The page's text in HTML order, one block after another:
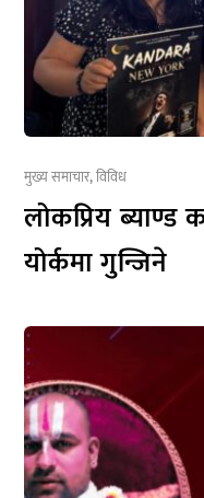
मुख्य समाचार,विविध
लोकप्रिय ब्याण्ड
योर्कमा गुन्जिने